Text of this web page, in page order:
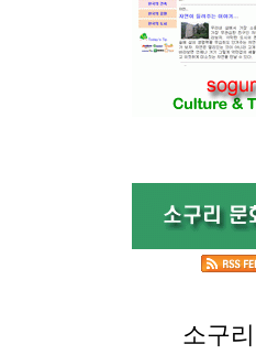
소구리